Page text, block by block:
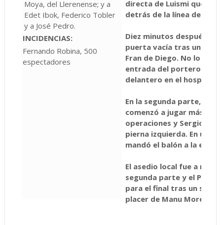
Moya, del Llerenense; y a
Edet Ibok, Federico Tobler
y a José Pedro.
INCIDENCIAS:
Fernando Robina, 500
espectadores
directa de Luismi que
detrás de la línea de gol
Diez minutos después
puerta vacía tras una
Fran de Diego. No lo
entrada del portero a
delantero en el hospital
En la segunda parte, el
comenzó a jugar más
operaciones y Sergio
pierna izquierda. En uno
mandó el balón a la
El asedio local fue a
segunda parte y el
para el final tras un
placer de Manu Moreira